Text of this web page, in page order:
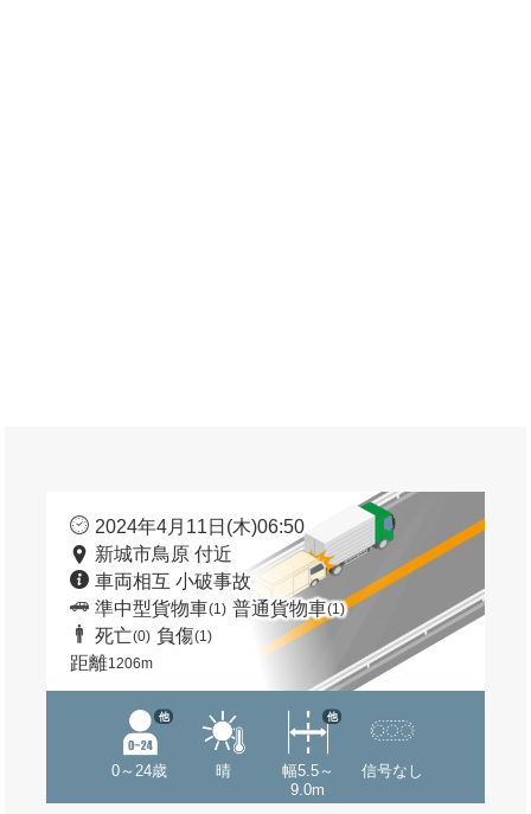
2024年4月11日(木)06:50
新城市鳥原 付近
車両相互 小破事故
準中型貨物車(1) 普通貨物車(1)
死亡(0) 負傷(1)
距離1206m
0～24歳
他
晴
幅5.5～
9.0m
他
信号なし